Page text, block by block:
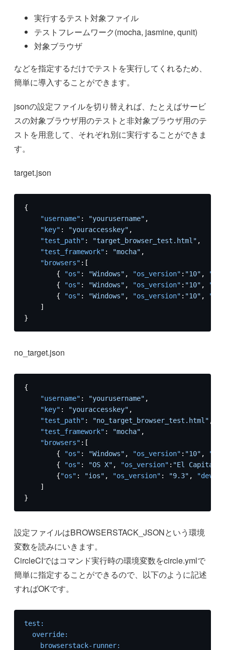
実行するテスト対象ファイル
テストフレームワーク(mocha, jasmine, qunit)
対象ブラウザ
などを指定するだけでテストを実行してくれるため、
簡単に導入することができます。
jsonの設定ファイルを切り替えれば、たとえばサービ
スの対象ブラウザ用のテストと非対象ブラウザ用のテ
ストを用意して、それぞれ別に実行することができま
す。
target.json
{
"username" : "yourusername" ,
"key" : "youraccesskey" ,
"test_path" : "target_browser_test.html" ,
"test_framework" : "mocha" ,
"browsers" : [
{
"os" : "Windows" , "os_version" : "10" ,
{
"os" : "Windows" , "os_version" : "10" ,
{
"os" : "Windows" , "os_version" : "10" ,
]
}
no_target.json
{
"username" : "yourusername" ,
"key" : "youraccesskey" ,
"test_path" : "no_target_browser_test.html" ,
"test_framework" : "mocha" ,
"browsers" : [
{
"os" : "Windows" , "os_version" : "10" ,
{
"os" : "OS X" , "os_version" : "El Capitan"
{"os" : "ios" , "os_version" : "9.3" ,
]
}
設定ファイルはBROWSERSTACK_JSONという環境
変数を読みにいきます。
CircleCIではコマンド実行時の環境変数をcircle.ymlで
簡単に指定することができるので、以下のように記述
すればOKです。
test:
override:
browserstack-runner: